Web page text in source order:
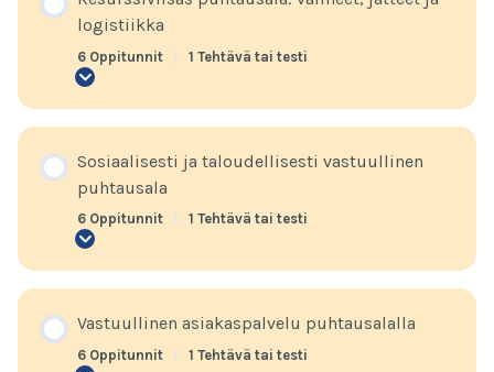
logistiikka
6 Oppitunnit 1 Tehtävä tai testi
Resurssiviisas
logistiikka
Sosiaalisesti ja taloudellisesti vastuullinen
puhtausala
6 Oppitunnit 1 Tehtävä tai testi
Sosiaalisesti
Vastuullinen asiakaspalvelu puhtausalalla
6 Oppitunnit 1 Tehtävä tai testi